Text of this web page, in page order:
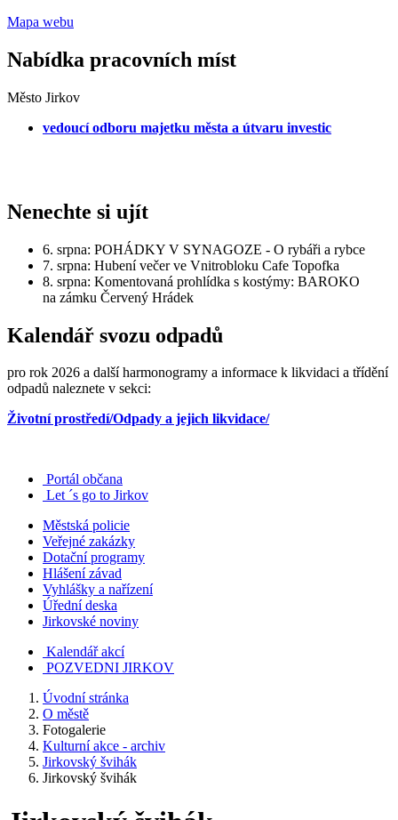
Mapa webu
Nabídka pracovních míst
Město Jirkov
vedoucí odboru majetku města a útvaru investic
Nenechte si ujít
6. srpna: POHÁDKY V SYNAGOZE - O rybáři a rybce
7. srpna: Hubení večer ve Vnitrobloku Cafe Topofka
8. srpna: Komentovaná prohlídka s kostýmy: BAROKO
na zámku Červený Hrádek
Kalendář svozu odpadů
pro rok 2026 a další harmonogramy a informace k likvidaci a třídění
odpadů naleznete v sekci:
Životní prostředí/Odpady a jejich likvidace/
Portál občana
Let ´s go to Jirkov
Městská policie
Veřejné zakázky
Dotační programy
Hlášení závad
Vyhlášky a nařízení
Úřední deska
Jirkovské noviny
Kalendář akcí
POZVEDNI JIRKOV
Úvodní stránka
O městě
Fotogalerie
Kulturní akce - archiv
Jirkovský švihák
Jirkovský švihák